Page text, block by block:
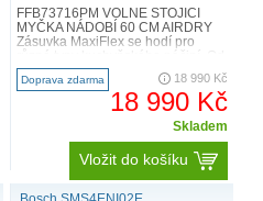
FFB73716PM VOLNĚ STOJÍCÍ
MYČKA NÁDOBÍ 60 CM AIRDRY
Zásuvka MaxiFlex se hodí pro
několika souprav příborů až po n..
Doprava zdarma 18 990 Kč
18 990 Kč
Skladem
Vložit do košíku